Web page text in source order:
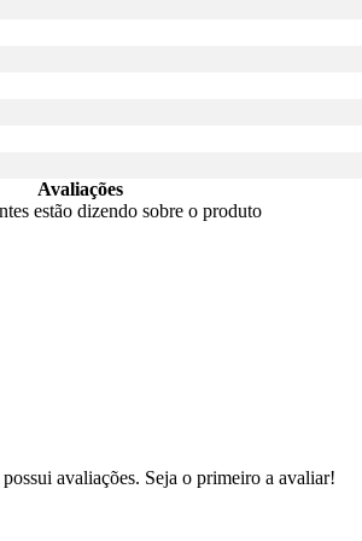
Avaliações
estão dizendo sobre o produto
avaliações. Seja o primeiro a avaliar!